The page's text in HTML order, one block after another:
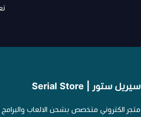
سيريل ستور | Serial Store
متجر الكتروني متخصص بشحن الالعاب